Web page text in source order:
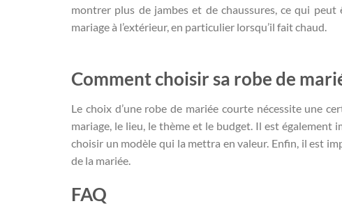
montrer plus de jambes et de chaussures, ce qui
mariage à l’extérieur, en particulier lorsqu’il fait chaud.
Comment choisir sa robe de
Le choix d’une robe de mariée courte nécessite une
mariage, le lieu, le thème et le budget. Il est
choisir un modèle qui la mettra en valeur. Enfin, il est
de la mariée.
FAQ